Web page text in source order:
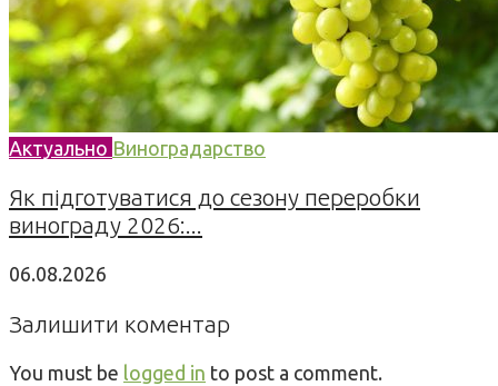
Актуально Виноградарство
Як підготуватися до сезону переробки
винограду 2026:...
06.08.2026
Залишити коментар
You must be logged in to post a comment.